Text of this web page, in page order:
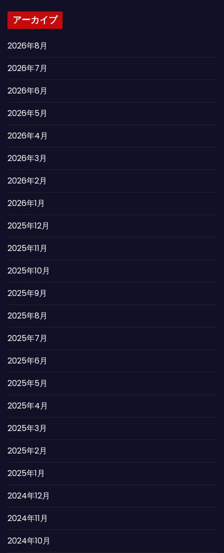
アーカイブ
2026年8月
2026年7月
2026年6月
2026年5月
2026年4月
2026年3月
2026年2月
2026年1月
2025年12月
2025年11月
2025年10月
2025年9月
2025年8月
2025年7月
2025年6月
2025年5月
2025年4月
2025年3月
2025年2月
2025年1月
2024年12月
2024年11月
2024年10月